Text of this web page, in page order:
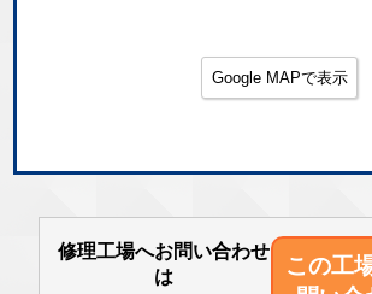
Google MAPで表示
修理工場へお問い合わせ
は
この工